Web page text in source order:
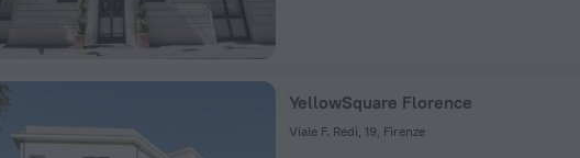
YellowSquare Florence
Viale F. Redi, 19, Firenze